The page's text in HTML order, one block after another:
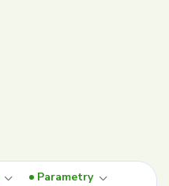
Parametry